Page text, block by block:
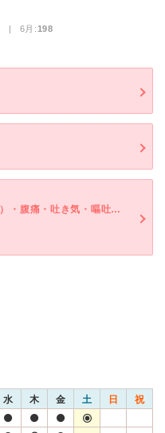
| 6月:198
皮膚の発疹・かゆみ・発熱（子供）・腹痛・吐き気・嘔吐（子供）・下痢（子供）
水 木 金 土 日 祝